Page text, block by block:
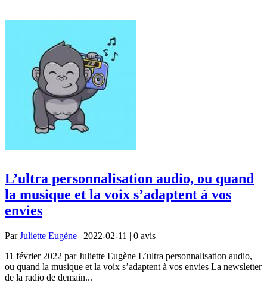
L’ultra personnalisation audio, ou quand
la musique et la voix s’adaptent à vos
envies
ParJuliette Eugène | 2022-02-11 | 0 avis
11 février 2022 par Juliette Eugène L’ultra personnalisation audio,
ou quand la musique et la voix s’adaptent à vos envies La newsletter
de la radio de demain...